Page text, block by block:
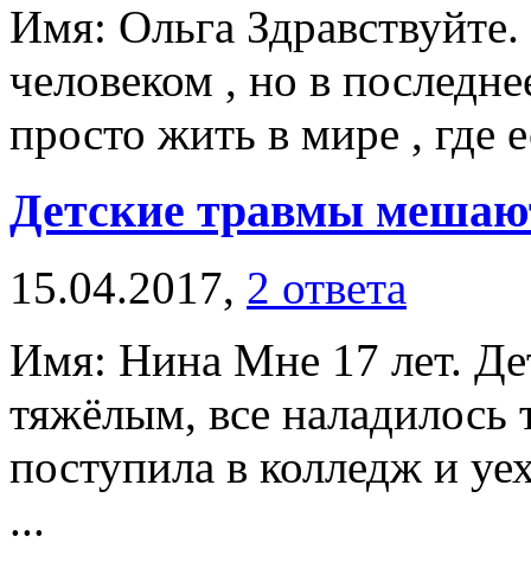
Имя: Ольга
человеком , но в
просто жить в мире , где
Детские травмы
15.04.2017, 2 ответа
Имя: Нина Мне 17 лет.
тяжёлым, все наладилось
поступила в колледж и
...